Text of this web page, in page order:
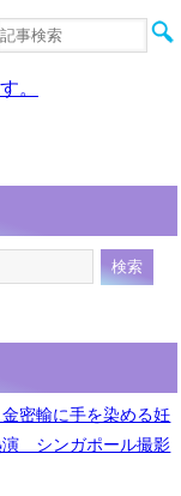
音楽
。
密輸に手を染める妊
演 シンガポール撮影